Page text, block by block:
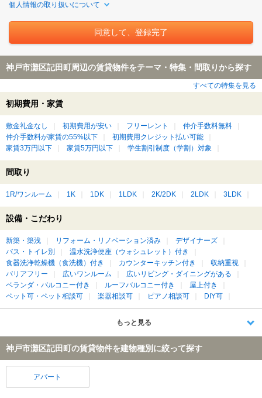
個人情報の取り扱いについて
神戸市灘区記田町周辺の賃貸物件をテーマ・特集・間取りから探す
すべての特集を見る
初期費用・家賃
敷金礼金なし 初期費用が安い フリーレント
仲介手数料無料
仲介手数料が家賃の55%以下
初期費用クレジット払い可能
家賃3万円以下
家賃5万円以下 学生割引制度（学割）対象
間取り
1R/ワンルーム 1K 1DK 1LDK 2K/2DK 2LDK 3LDK
設備・こだわり
新築・築浅 リフォーム・リノベーション済み
デザイナーズ
バス・トイレ別
温水洗浄便座（ウォシュレット）付き
食器洗浄乾燥機（食洗機）付き
カウンターキッチン付き
収納重視
バリアフリー
広いワンルーム
広いリビング・ダイニングがある
ベランダ・バルコニー付き
ルーフバルコニー付き
屋上付き
ペット可・ペット相談可
楽器相談可 ピアノ相談可 DIY可
もっと見る
神戸市灘区記田町の賃貸物件を建物種別に絞って探す
アパート